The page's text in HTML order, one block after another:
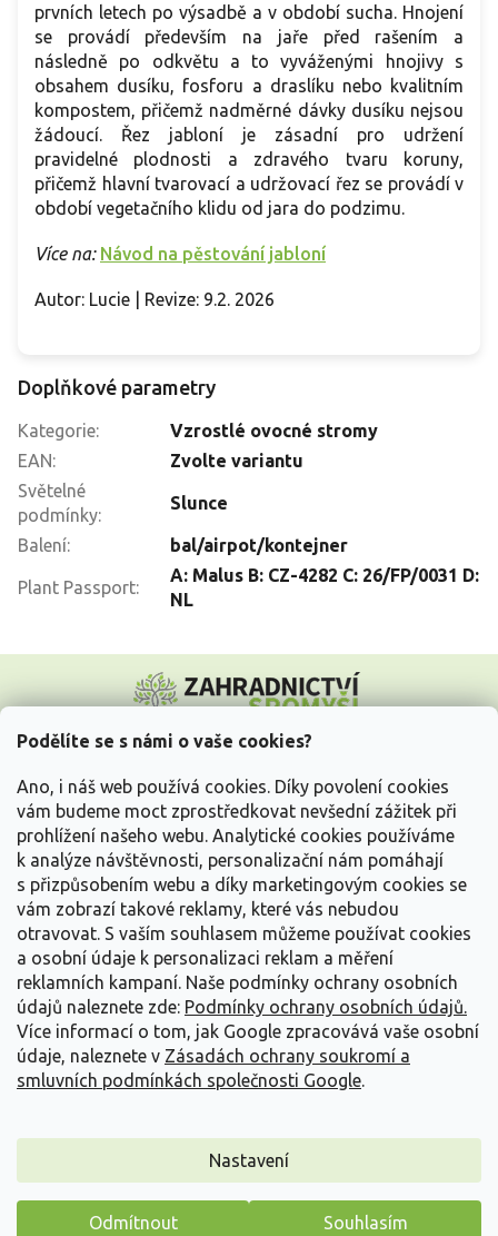
Podělíte se s námi o vaše cookies?
Ano, i náš web používá cookies. Díky povolení cookies
vám budeme moct zprostředkovat nevšední zážitek při
prohlížení našeho webu. Analytické cookies používáme
k analýze návštěvnosti, personalizační nám pomáhají
s přizpůsobením webu a díky marketingovým cookies se
vám zobrazí takové reklamy, které vás nebudou
otravovat. S vaším souhlasem můžeme používat cookies
a osobní údaje k personalizaci reklam a měření
reklamních kampaní. Naše podmínky ochrany osobních
údajů naleznete zde: Podmínky ochrany osobních údajů.
Více informací o tom, jak Google zpracovává vaše osobní
údaje, naleznete v Zásadách ochrany soukromí a
smluvních podmínkách společnosti Google.
Nastavení
Odmítnout Souhlasím
prvních letech po výsadbě a v období sucha. Hnojení
se provádí především na jaře před rašením a
následně po odkvětu a to vyváženými hnojivy s
obsahem dusíku, fosforu a draslíku nebo kvalitním
kompostem, přičemž nadměrné dávky dusíku nejsou
žádoucí. Řez jabloní je zásadní pro udržení
pravidelné plodnosti a zdravého tvaru koruny,
přičemž hlavní tvarovací a udržovací řez se provádí v
období vegetačního klidu od jara do podzimu.
Více na: Návod na pěstování jabloní
Autor: Lucie | Revize: 9.2. 2026
Doplňkové parametry
Kategorie:
Vzrostlé ovocné stromy
EAN:
Zvolte variantu
Světelné
podmínky:
Slunce
Balení: bal/airpot/kontejner
Plant Passport:
A: Malus B: CZ-4282 C: 26/FP/0031 D:
NL
p
Vše o nákupu
Informace pro Vás
Kontakujte nás
Vytvořil Shoptet
Copyright 2026 Zahradnictví Spomyšl
. Všechna práva